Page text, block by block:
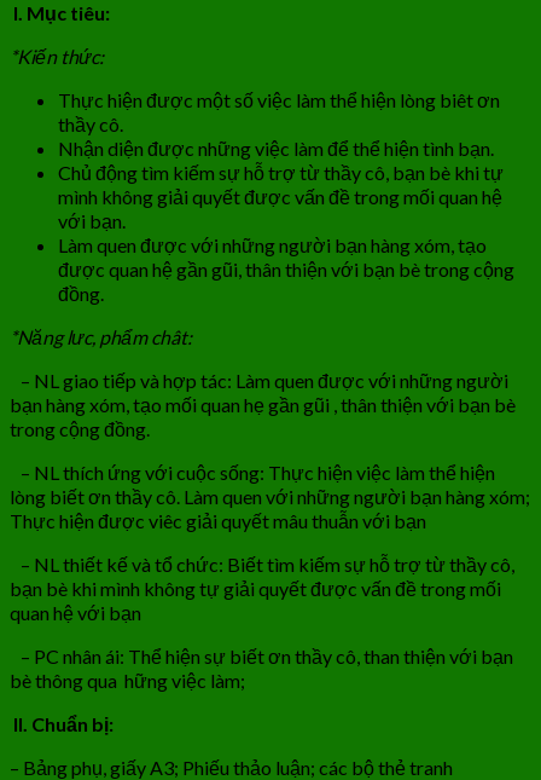
I. Mục tiêu:
*Kiến thức:
Thực hiện được một số việc làm thể hiện lòng biêt ơn
thầy cô.
Nhận diện được những việc làm để thể hiện tình bạn.
Chủ động tìm kiếm sự hỗ trợ từ thầy cô, bạn bè khi tự
mình không giải quyết được vấn đề trong mối quan hệ
với bạn.
Làm quen được với những người bạn hàng xóm, tạo
được quan hệ gần gũi, thân thiện với bạn bè trong cộng
đồng.
*Năng lưc, phẩm chât:
– NL giao tiếp và hợp tác: Làm quen được với những người
bạn hàng xóm, tạo mối quan hẹ gần gũi , thân thiện với bạn bè
trong cộng đồng.
– NL thích ứng với cuộc sống: Thực hiện việc làm thể hiện
lòng biết ơn thầy cô. Làm quen với những người bạn hàng xóm;
Thực hiện được viêc giải quyết mâu thuẫn với bạn
– NL thiết kế và tổ chức: Biết tìm kiếm sự hỗ trợ từ thầy cô,
bạn bè khi mình không tự giải quyết được vấn đề trong mối
quan hệ với bạn
– PC nhân ái: Thể hiện sự biết ơn thầy cô, than thiện với bạn
bè thông qua hững việc làm;
II. Chuẩn bị:
– Bảng phụ, giấy A3; Phiếu thảo luận; các bộ thẻ tranh